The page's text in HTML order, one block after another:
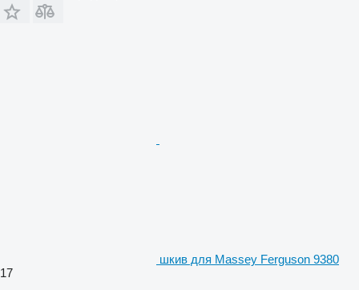
шкив для Massey Ferguson 9380
17